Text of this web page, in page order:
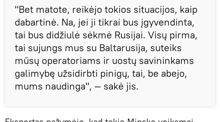
"Bet matote, reikėjo tokios situacijos, kaip
dabartinė. Na, jei ji tikrai bus įgyvendinta,
tai bus didžiulė sėkmė Rusijai. Visų pirma,
tai sujungs mus su Baltarusija, suteiks
mūsų operatoriams ir uostų savininkams
galimybę užsidirbti pinigų, tai, be abejo,
mums naudinga", — sakė jis.